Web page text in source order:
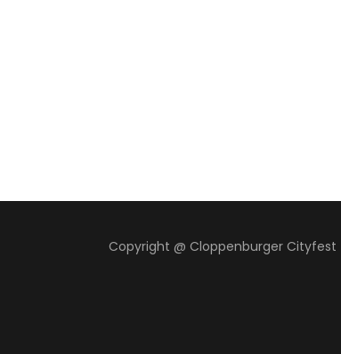
Copyright @ Cloppenburger Cityfest